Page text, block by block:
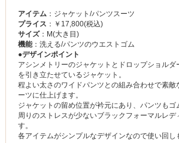
アイテム：ジャケット/パンツスーツ
プライス ：￥17,800(税込)
サイズ：M(大き目)
機能：洗える/パンツのウエストゴム
●デザインポイント
アシンメトリーのジャケットとドロップショルダ
を引き立たせているジャケット。
程よい太さのワイドパンツとの組み合わせで素敵
ーツに仕上げます。
ジャケットの留め位置が衿元にあり、パンツもゴ
周りのストレスが少ないブラックフォーマルレデ
す。
各アイテムがシンプルなデザインなので使い回し